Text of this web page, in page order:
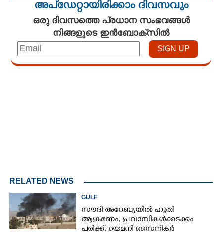
അപ്ഡേറ്റായിരിക്കാം ദിവസവും
ഒരു ദിവസത്തെ പ്രധാന സംഭവങ്ങൾ
നിങ്ങളുടെ ഇൻബോക്സിൽ
RELATED NEWS
GULF
സൗദി അറേബ്യയിൽ ഹൂതി
ആക്രമണം; പ്രവാസികൾക്കടക്കം
പരിക്ക്, യെമനി സൈനികർ